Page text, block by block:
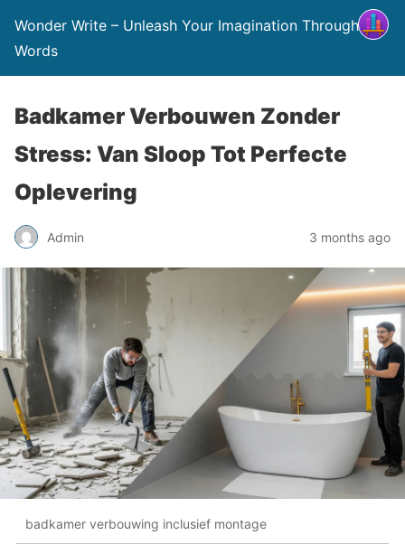
Wonder Write – Unleash Your Imagination Through
Words
Badkamer Verbouwen Zonder
Stress: Van Sloop Tot Perfecte
Oplevering
Admin 3 months ago
badkamer verbouwing inclusief montage